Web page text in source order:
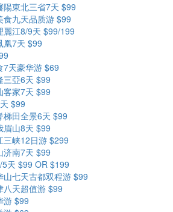
陽東北三省7天 $99
食九天品质游 $99
麗江8/9天 $99/199
凰7天 $99
7天豪华游 $69
三亞6天 $99
客家7天 $99
$99
梯田全景6天 $99
眉山8天 $99
三峡12日游 $299
济南7天 $99
天 $99 OR $199
山七天古都双程游 $99
八天超值游 $99
游 $99